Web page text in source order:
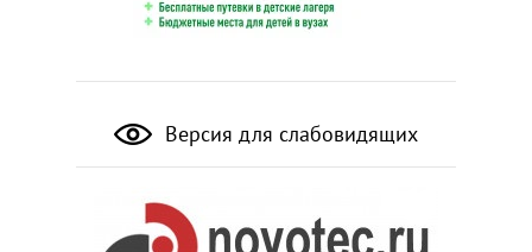
Версия для слабовидящих